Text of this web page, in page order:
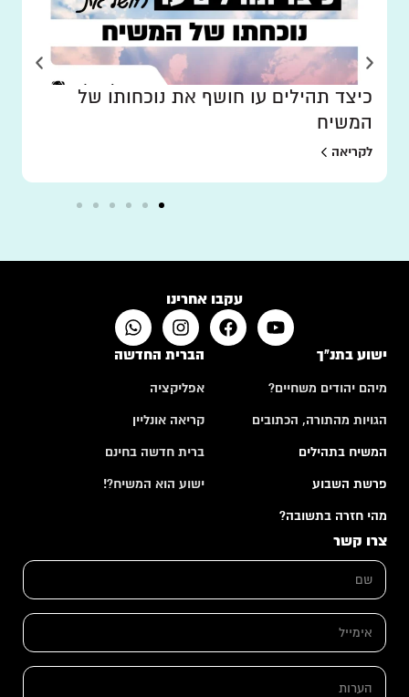
כיצד תהילים עו חושף את נוכחותו של
המשיח
לקריאה
עקבו אחרינו
ישוע בתנ"ך
מיהם יהודים משחיים?
הגויות מהתורה, הכתובים
המשיח בתהילים
פרשת השבוע
מהי חזרה בתשובה?
הברית החדשה
אפליקציה
קריאה אונליין
ברית חדשה בחינם
ישוע הוא המשיח?!
צרו קשר
ש
*
י
י
א
מ
י
ה